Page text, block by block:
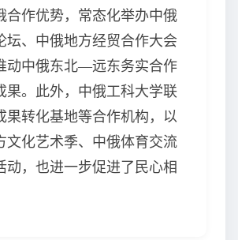
合作优势，常态化举办中俄
坛、中俄地方经贸合作大会
动中俄东北—远东务实合作
果。此外，中俄工科大学联
果转化基地等合作机构，以
文化艺术季、中俄体育交流
动，也进一步促进了民心相